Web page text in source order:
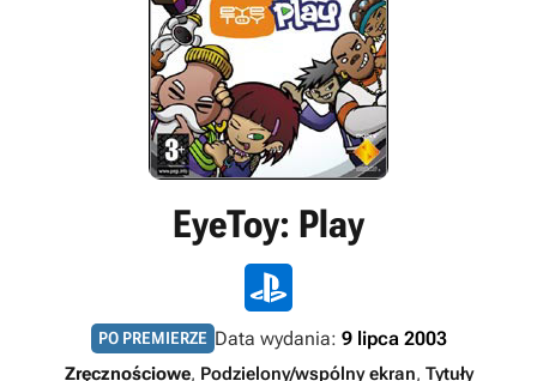
EyeToy: Play
PO PREMIERZE Data wydania: 9 lipca 2003
Zręcznościowe, Podzielony/wspólny ekran, Tytuły